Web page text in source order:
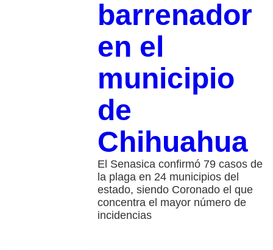
barrenador
en el
municipio
de
Chihuahua
El Senasica confirmó 79 casos de
la plaga en 24 municipios del
estado, siendo Coronado el que
concentra el mayor número de
incidencias